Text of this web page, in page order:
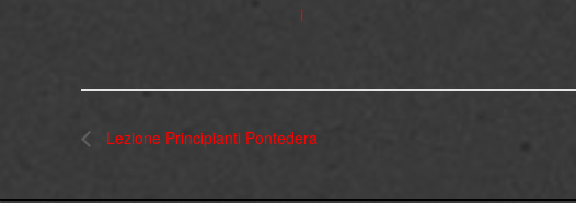
i
Lezione Principianti Pontedera